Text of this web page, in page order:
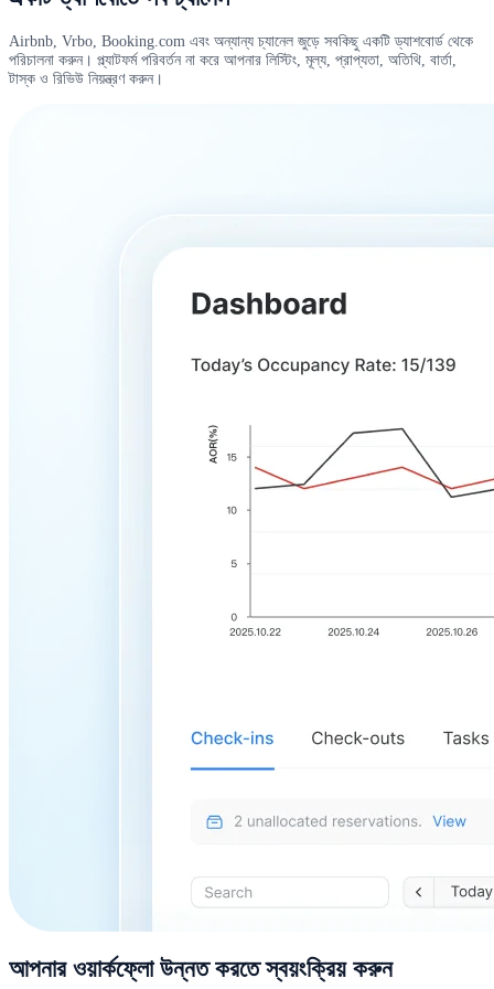
Airbnb, Vrbo, Booking.com এবং অন্যান্য চ্যানেল জুড়ে সবকিছু একটি ড্যাশবোর্ড থেকে
পরিচালনা করুন। প্ল্যাটফর্ম পরিবর্তন না করে আপনার লিস্টিং, মূল্য, প্রাপ্যতা, অতিথি, বার্তা,
টাস্ক ও রিভিউ নিয়ন্ত্রণ করুন।
আপনার ওয়ার্কফ্লো উন্নত করতে স্বয়ংক্রিয় করুন